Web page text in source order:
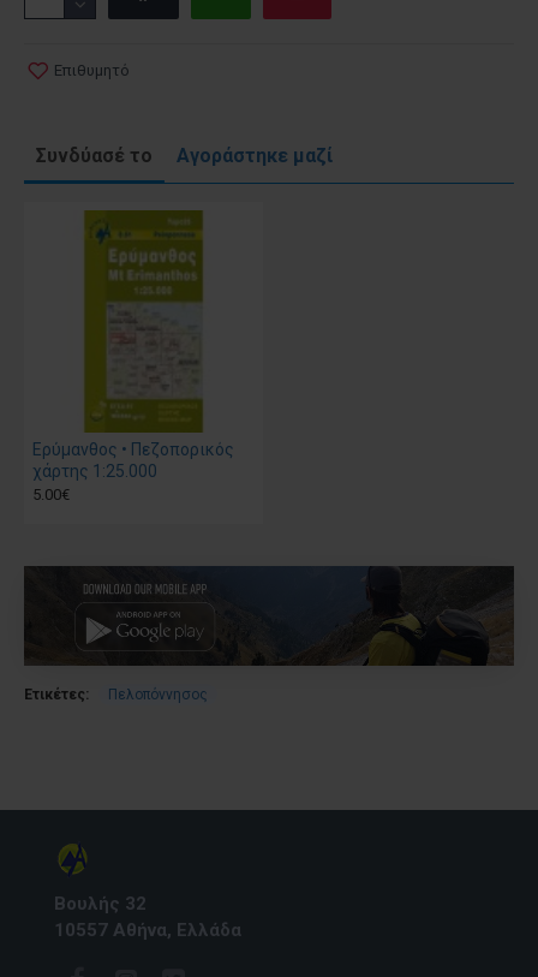
Επιθυμητό
Συνδύασέ το Αγοράστηκε μαζί
Ερύμανθος • Πεζοπορικός
χάρτης 1:25.000
5.00€
Ετικέτες: Πελοπόννησος
Βουλής 32
10557 Αθήνα, Ελλάδα